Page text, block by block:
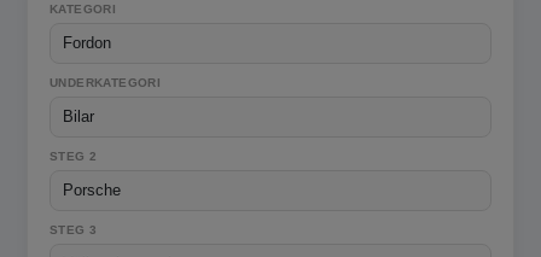
KATEGORI
UNDERKATEGORI
STEG 2
STEG 3